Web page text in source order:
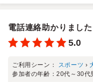
電話連絡助かりました
5.0
ご利用シーン： スポーツ ›
参加者の年齢：20代～30代